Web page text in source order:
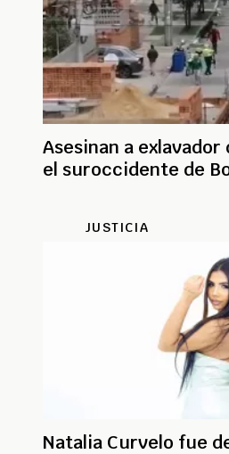
Asesinan a exlavador
el suroccidente de
JUSTICIA
Natalia Curvelo fue